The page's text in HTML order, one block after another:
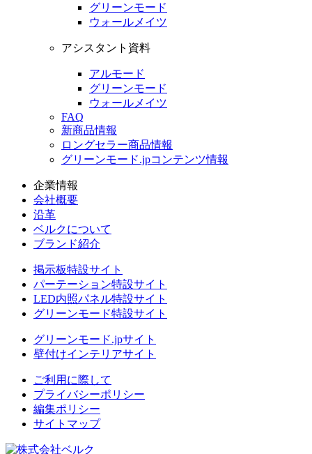
グリーンモード
ウォールメイツ
アシスタント資料
アルモード
グリーンモード
ウォールメイツ
FAQ
新商品情報
ロングセラー商品情報
グリーンモード.jpコンテンツ情報
企業情報
会社概要
沿革
ベルクについて
ブランド紹介
掲示板特設サイト
パーテーション特設サイト
LED内照パネル特設サイト
グリーンモード特設サイト
グリーンモード.jpサイト
壁付けインテリアサイト
ご利用に際して
プライバシーポリシー
編集ポリシー
サイトマップ